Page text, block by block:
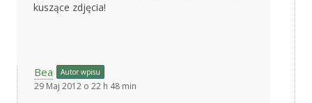
kuszące zdjęcia!
Bea Autor wpisu
29 Maj 2012 o 22 h 48 min